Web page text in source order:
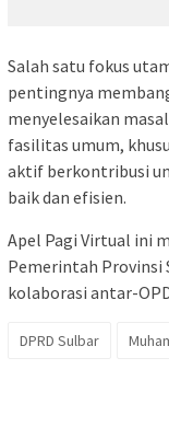
Salah satu fokus
pentingnya
menyelesaikan
fasilitas umum,
aktif berkontribusi
baik dan efisien.
Apel Pagi Virtual ini
Pemerintah Provinsi
kolaborasi antar-
DPRD Sulbar